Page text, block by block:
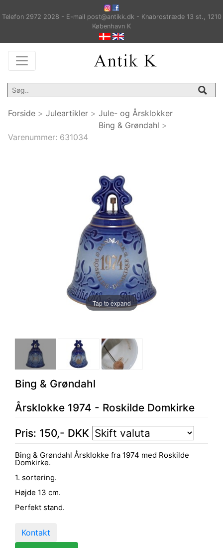
Telefon 2972 2028 - E-mail post@antikk.dk - Knabrostræde 13 st., 1210
København K
Forside > Juleartikler > Jule- og Årsklokker
Bing & Grøndahl >
Varenummer: 631034
Tap to expand
Bing & Grøndahl
Årsklokke 1974 - Roskilde Domkirke
Pris: 150,- DKK
Bing & Grøndahl Årsklokke fra 1974 med Roskilde
Domkirke.
1. sortering.
Højde 13 cm.
Perfekt stand.
Kontakt